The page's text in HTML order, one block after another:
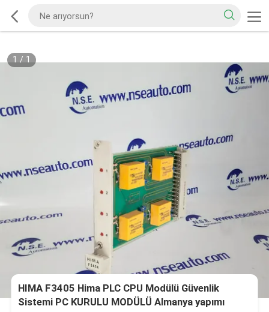
1 / 1
HIMA F3405 Hima PLC CPU Modülü Güvenlik
Sistemi PC KURULU MODÜLÜ Almanya yapımı